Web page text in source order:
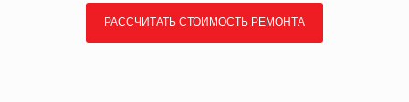
РАССЧИТАТЬ СТОИМОСТЬ РЕМОНТА